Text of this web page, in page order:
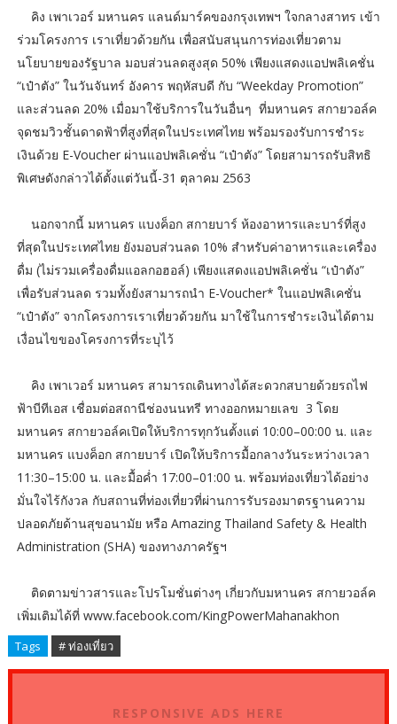
คิง เพาเวอร์ มหานคร แลนด์มาร์คของกรุงเทพฯ ใจกลางสาทร เข้า
ร่วมโครงการ เราเที่ยวด้วยกัน เพื่อสนับสนุนการท่องเที่ยวตาม
นโยบายของรัฐบาล มอบส่วนลดสูงสุด 50% เพียงแสดงแอปพลิเคชั่น
“เป๋าตัง” ในวันจันทร์ อังคาร พฤหัสบดี กับ “Weekday Promotion”
และส่วนลด 20% เมื่อมาใช้บริการในวันอื่นๆ ที่มหานคร สกายวอล์ค
จุดชมวิวชั้นดาดฟ้าที่สูงที่สุดในประเทศไทย พร้อมรองรับการชำระ
เงินด้วย E-Voucher ผ่านแอปพลิเคชั่น “เป๋าตัง” โดยสามารถรับสิทธิ
พิเศษดังกล่าวได้ตั้งแต่วันนี้-31 ตุลาคม 2563
นอกจากนี้ มหานคร แบงค็อก สกายบาร์ ห้องอาหารและบาร์ที่สูง
ที่สุดในประเทศไทย ยังมอบส่วนลด 10% สำหรับค่าอาหารและเครื่อง
ดื่ม (ไม่รวมเครื่องดื่มแอลกอฮอล์) เพียงแสดงแอปพลิเคชั่น “เป๋าตัง”
เพื่อรับส่วนลด รวมทั้งยังสามารถนำ E-Voucher* ในแอปพลิเคชั่น
“เป๋าตัง” จากโครงการเราเที่ยวด้วยกัน มาใช้ในการชำระเงินได้ตาม
เงื่อนไขของโครงการที่ระบุไว้
คิง เพาเวอร์ มหานคร สามารถเดินทางได้สะดวกสบายด้วยรถไฟ
ฟ้าบีทีเอส เชื่อมต่อสถานีช่องนนทรี ทางออกหมายเลข 3 โดย
มหานคร สกายวอล์คเปิดให้บริการทุกวันตั้งแต่ 10:00–00:00 น. และ
มหานคร แบงค็อก สกายบาร์ เปิดให้บริการมื้อกลางวันระหว่างเวลา
11:30–15:00 น. และมื้อค่ำ 17:00–01:00 น. พร้อมท่องเที่ยวได้อย่าง
มั่นใจไร้กังวล กับสถานที่ท่องเที่ยวที่ผ่านการรับรองมาตรฐานความ
ปลอดภัยด้านสุขอนามัย หรือ Amazing Thailand Safety & Health
Administration (SHA) ของทางภาครัฐฯ
ติดตามข่าวสารและโปรโมชั่นต่างๆ เกี่ยวกับมหานคร สกายวอล์ค
เพิ่มเติมได้ที่ www.facebook.com/KingPowerMahanakhon
Tags # ท่องเที่ยว
RESPONSIVE ADS HERE